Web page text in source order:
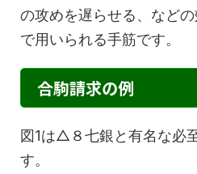
の攻めを遅らせる、など
で用いられる手筋です。
合駒請求の例
図1は△８七銀と有名な必
す。